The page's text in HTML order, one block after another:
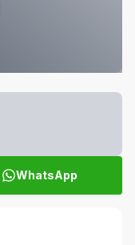
WhatsApp